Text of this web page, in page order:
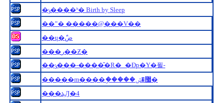
�ݸ����ʰ� Birth by Sleep
��ˮ� �����@���V��
��ɥ�ضް
���ر��Ƶ�
��ݸ���-�����̌R�_�Ɖp�Y�푈-
�����m����ި�����޷�ݽ�
���ܔԒ�4